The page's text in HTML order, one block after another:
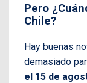
Pero
Chile?
Hay buenas
demasiado
el 15 de